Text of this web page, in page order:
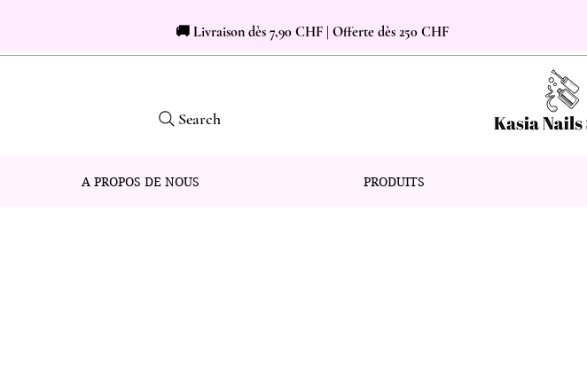
🚚 Livraison dès 7,90 CHF | Offerte dès 250 CHF
Search
A PROPOS DE NOUS PRODUITS